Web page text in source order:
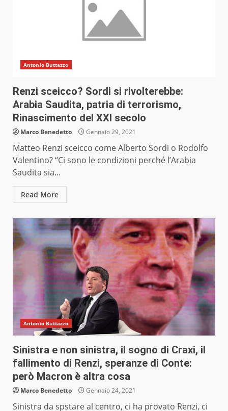
Antonio Buttazzo
Renzi sceicco? Sordi si rivolterebbe:
Arabia Saudita, patria di terrorismo,
Rinascimento del XXI secolo
Marco Benedetto Gennaio 29, 2021
Matteo Renzi sceicco come Alberto Sordi o Rodolfo
Valentino? “Ci sono le condizioni perché l’Arabia
Saudita sia...
Read More
Antonio Buttazzo
Sinistra e non sinistra, il sogno di Craxi, il
fallimento di Renzi, speranze di Conte:
però Macron è altra cosa
Marco Benedetto Gennaio 24, 2021
Sinistra da spstare al centro, ci ha provato Renzi, ci